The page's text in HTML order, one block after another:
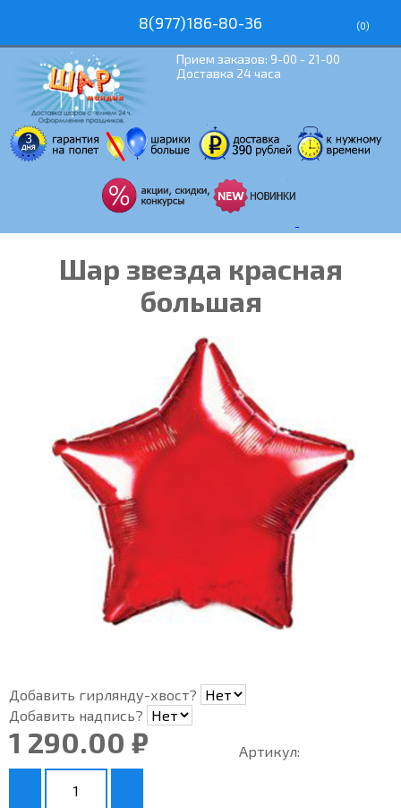
8(977)186-80-36 (0)
Прием заказов: 9-00 - 21-00
Доставка 24 часа
Шар звезда красная
большая
Добавить гирлянду-хвост?
Добавить надпись?
1 290.00 ₽ Артикул: